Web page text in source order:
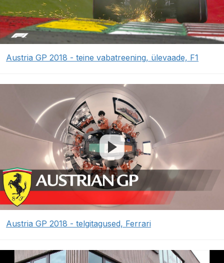
Austria GP 2018 - teine vabatreening, ülevaade, F1
Austria GP 2018 - telgitagused, Ferrari